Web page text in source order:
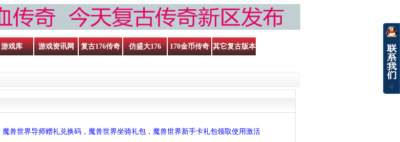
游戏库 游戏资讯网 复古176传奇 仿盛大176 170金币传奇 其它复古版本
魔兽世界导师赠礼兑换码，魔兽世界坐骑礼包，魔兽世界新手卡礼包领取使用激活